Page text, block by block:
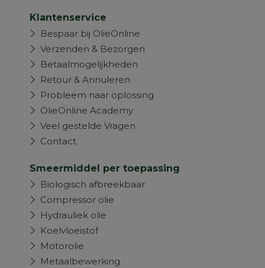
Klantenservice
Bespaar bij OlieOnline
Verzenden & Bezorgen
Betaalmogelijkheden
Retour & Annuleren
Probleem naar oplossing
OlieOnline Academy
Veel gestelde Vragen
Contact
Smeermiddel per toepassing
Biologisch afbreekbaar
Compressor olie
Hydrauliek olie
Koelvloeistof
Motorolie
Metaalbewerking